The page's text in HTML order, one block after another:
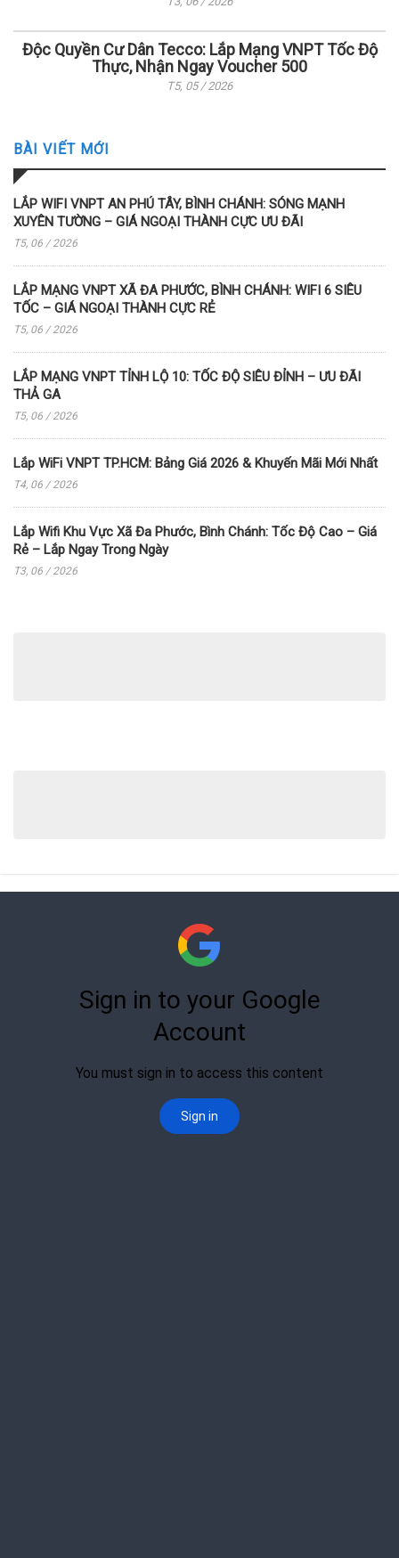
Độc Quyền Cư Dân Tecco: Lắp Mạng VNPT Tốc Độ
Thực, Nhận Ngay Voucher 500
T5, 05 / 2026
BÀI VIẾT MỚI
LẮP WIFI VNPT AN PHÚ TÂY, BÌNH CHÁNH: SÓNG MẠNH
XUYÊN TƯỜNG – GIÁ NGOẠI THÀNH CỰC ƯU ĐÃI
T5, 06 / 2026
LẮP MẠNG VNPT XÃ ĐA PHƯỚC, BÌNH CHÁNH: WIFI 6 SIÊU
TỐC – GIÁ NGOẠI THÀNH CỰC RẺ
T5, 06 / 2026
LẮP MẠNG VNPT TỈNH LỘ 10: TỐC ĐỘ SIÊU ĐỈNH – ƯU ĐÃI
THẢ GA
T5, 06 / 2026
Lắp WiFi VNPT TP.HCM: Bảng Giá 2026 & Khuyến Mãi Mới Nhất
T4, 06 / 2026
Lắp Wifi Khu Vực Xã Đa Phước, Bình Chánh: Tốc Độ Cao – Giá
Rẻ – Lắp Ngay Trong Ngày
T3, 06 / 2026